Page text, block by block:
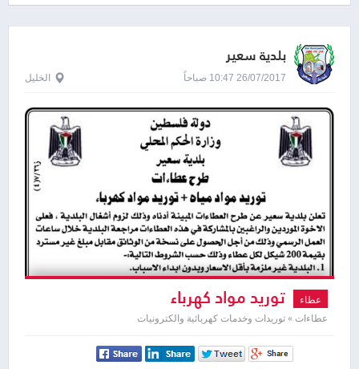
بلدية سعير
26/07/2017 10:47 صباحاً الخليل
عطاء توريد مواد كهرباء
عطاءات » توريدات وخدمات كهربائية والكترونيات